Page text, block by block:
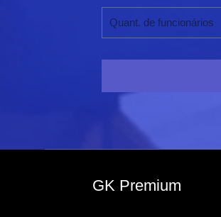
GK Premium